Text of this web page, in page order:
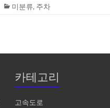
미분류, 주차
카테고리
고속도로